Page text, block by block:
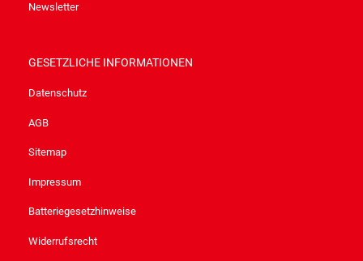
Newsletter
GESETZLICHE INFORMATIONEN
Datenschutz
AGB
Sitemap
Impressum
Batteriegesetzhinweise
Widerrufsrecht